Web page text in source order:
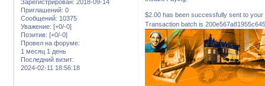
Зарегистрирован: 2018-09-14
Приглашений: 0
Сообщений: 10375
Уважение: [+0/-0]
Позитив: [+0/-0]
Провел на форуме:
1 месяц 1 день
Последний визит:
2024-02-11 18:56:18
$2.00 has been successfully sent to
Transaction batch is